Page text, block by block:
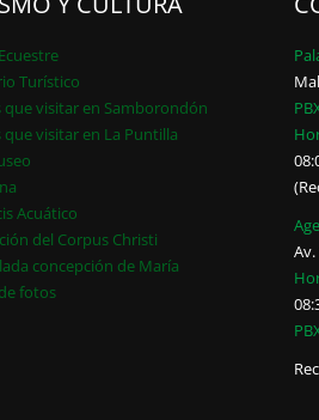
Turístico
que visitar en Samborondón
que visitar en La Puntilla
Acuático
del Corpus Christi
concepción de María
fotos